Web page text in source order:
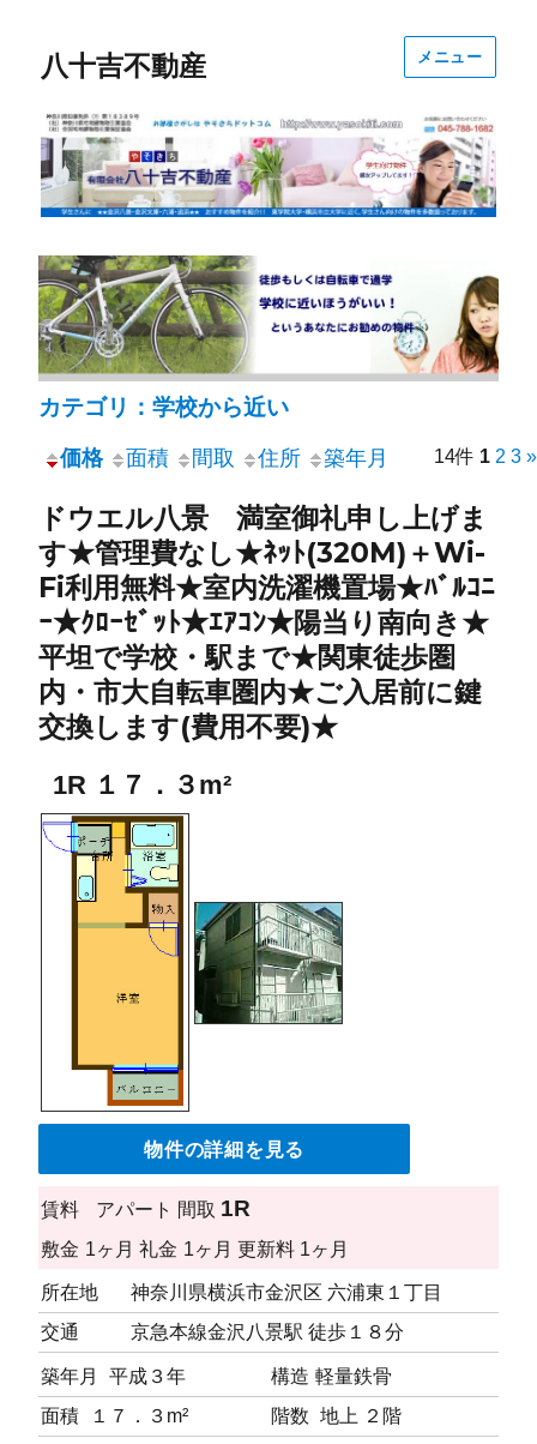
八十吉不動産 メニュー
カテゴリ：学校から近い
価格 面積 間取 住所 築年月 14件 1 2 3 »
ドウエル八景 満室御礼申し上げま
す★管理費なし★ﾈｯﾄ(320M)＋Wi-
Fi利用無料★室内洗濯機置場★ﾊﾞﾙｺﾆ
ｰ★ｸﾛｰｾﾞｯﾄ★ｴｱｺﾝ★陽当り南向き★
平坦で学校・駅まで★関東徒歩圏
内・市大自転車圏内★ご入居前に鍵
交換します(費用不要)★
1R １７．３m²
物件の詳細を見る
賃料 アパート 間取 1R
敷金 1ヶ月 礼金 1ヶ月 更新料 1ヶ月
所在地
神奈川県横浜市金沢区 六浦東１丁目
交通
京急本線金沢八景駅 徒歩１８分
築年月 平成３年 構造 軽量鉄骨
面積
１７．３m² 階数 地上 ２階